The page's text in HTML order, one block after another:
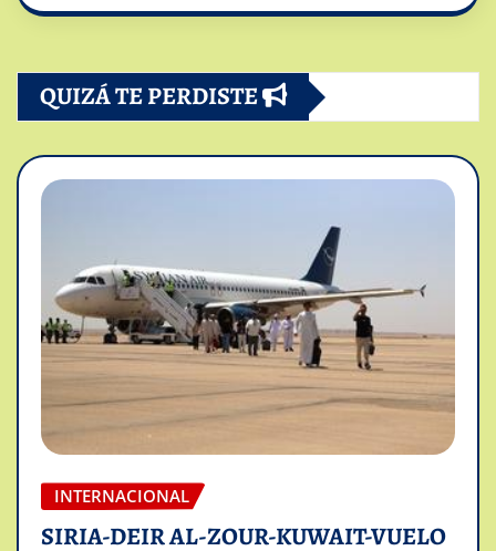
QUIZÁ TE PERDISTE
INTERNACIONAL
SIRIA-DEIR AL-ZOUR-KUWAIT-VUELO